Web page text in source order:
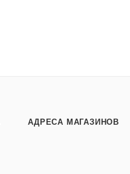
АДРЕСА МАГАЗИНОВ